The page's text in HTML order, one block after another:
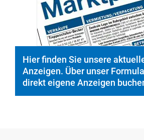
Hier finden Sie unsere
Anzeigen. Über unser
direkt eigene Anzeigen